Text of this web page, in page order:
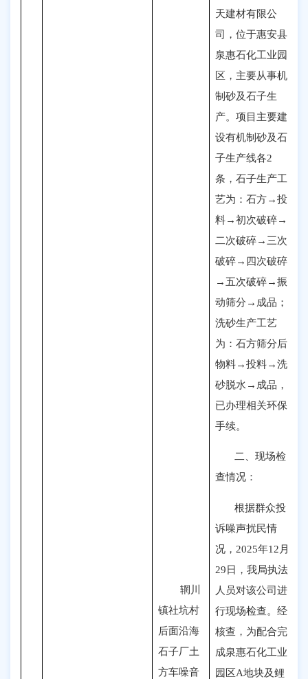
辋川
镇社坑村
后面沿海
石子厂土
方车噪音
天建材有限公
司，位于惠安县
泉惠石化工业园
区，主要从事机
制砂及石子生
产。项目主要建
设有机制砂及石
子生产线各2
条，石子生产工
艺为：石方→投
料→初次破碎→
二次破碎→三次
破碎→四次破碎
→五次破碎→振
动筛分→成品；
洗砂生产工艺
为：石方筛分后
物料→投料→洗
砂脱水→成品，
已办理相关环保
手续。
二、 现场检
查情况：
根据群众投
诉噪声扰民情
况，2025年12月
29日，我局执法
人员对该公司进
行现场检查。经
核查，为配合完
成泉惠石化工业
园区A地块及鲤